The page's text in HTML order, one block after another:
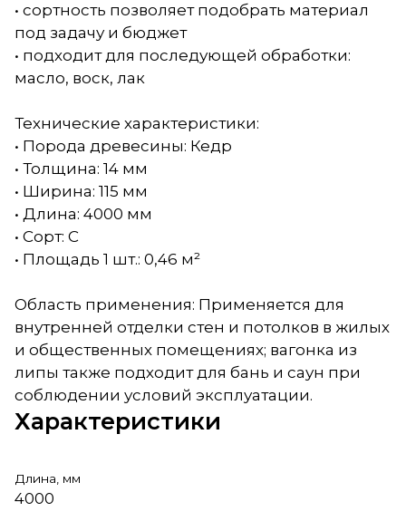
• сортность позволяет подобрать материал
под задачу и бюджет
• подходит для последующей обработки:
масло, воск, лак
Технические характеристики:
• Порода древесины: Кедр
• Толщина: 14 мм
• Ширина: 115 мм
• Длина: 4000 мм
• Сорт: С
• Площадь 1 шт.: 0,46 м²
Область применения: Применяется для
внутренней отделки стен и потолков в жилых
и общественных помещениях; вагонка из
липы также подходит для бань и саун при
соблюдении условий эксплуатации.
Характеристики
Длина, мм
4000